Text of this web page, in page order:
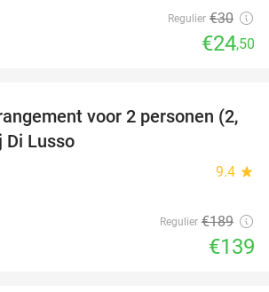
Regulier €30
€24,50
26%
voor 2 personen (2,
Di Lusso
9.4 star
Regulier €189
€139